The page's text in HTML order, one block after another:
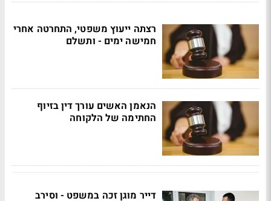
רצתה ייעוץ משפטי, התחרטה אחרי
חמישה ימים - ותשלם
הנאמן האשים עורך דין בזיוף
החתימה של הלקוחה
דייר מוגן זכה במשפט - וסירב